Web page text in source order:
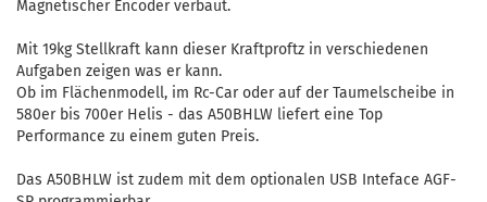
Magnetischer Encoder verbaut.
Mit 19kg Stellkraft kann dieser Kraftproftz in verschiedenen
Aufgaben zeigen was er kann.
Ob im Flächenmodell, im Rc-Car oder auf der Taumelscheibe in
580er bis 700er Helis - das A50BHLW liefert eine Top
Performance zu einem guten Preis.
Das A50BHLW ist zudem mit dem optionalen USB Inteface AGF-